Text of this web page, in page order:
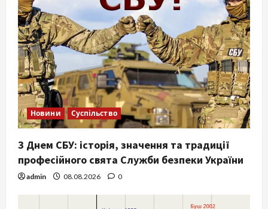
Новини Суспільство
З Днем СБУ: історія, значення та традиції
професійного свята Служби безпеки України
admin 08.08.2026 0